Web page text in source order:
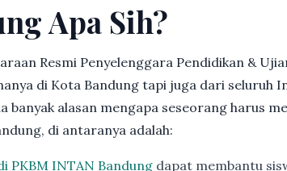
Apa Sih?
Resmi Penyelenggara Pendidikan &
di Kota Bandung tapi juga dari seluruh
banyak alasan mengapa seseorang harus
di antaranya adalah:
PKBM INTAN Bandung dapat membantu